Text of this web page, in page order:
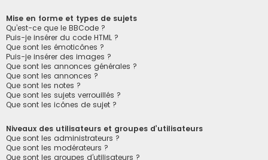
Mise en forme et types de sujets
Qu’est-ce que le BBCode ?
Puis-je insérer du code HTML ?
Que sont les émoticônes ?
Puis-je insérer des images ?
Que sont les annonces générales ?
Que sont les annonces ?
Que sont les notes ?
Que sont les sujets verrouillés ?
Que sont les icônes de sujet ?
Niveaux des utilisateurs et groupes d’utilisateurs
Que sont les administrateurs ?
Que sont les modérateurs ?
Que sont les groupes d’utilisateurs ?